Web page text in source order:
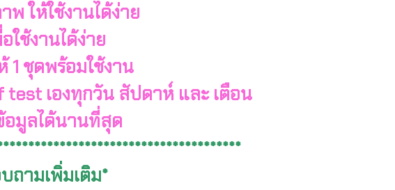
พ ให้ใช้งานได้ง่าย
ใช้งานได้ง่าย
1 ชุดพร้อมใช้งาน
test เองทุกวัน สัปดาห์ และ เตือน
อมูลได้นานที่สุด
ถามเพิ่มเติม*